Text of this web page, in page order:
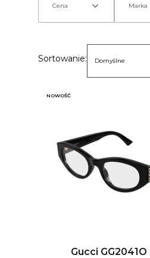
Cena Marka
Lista
Sortowanie: Domyślne
Domyślne
NOWOŚĆ
Gucci GG2041O